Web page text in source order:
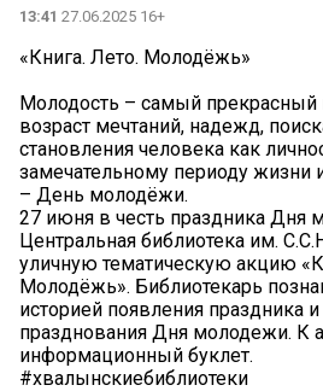
13:41 27.06.2025 16+
«Книга. Лето. Молодёжь»
Молодость – самый прекрасный
возраст мечтаний, надежд,
становления человека как
замечательному периоду жизни
– День молодёжи.
27 июня в честь праздника Дня
Центральная библиотека им.
уличную тематическую акцию
Молодёжь». Библиотекарь
историей появления праздника
празднования Дня молодежи. К
информационный буклет.
#хвалынскиебиблиотеки